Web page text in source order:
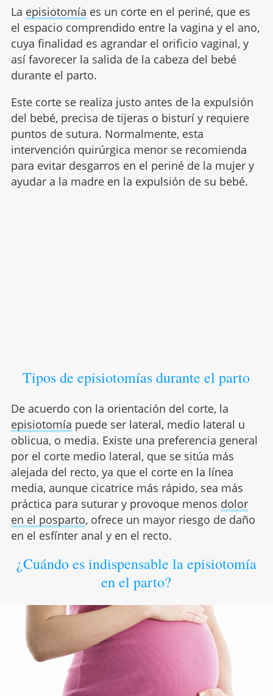
La episiotomía es un corte en el periné, que es
el espacio comprendido entre la vagina y el ano,
cuya finalidad es agrandar el orificio vaginal, y
así favorecer la salida de la cabeza del bebé
durante el parto.
Este corte se realiza justo antes de la expulsión
del bebé, precisa de tijeras o bisturí y requiere
puntos de sutura. Normalmente, esta
intervención quirúrgica menor se recomienda
para evitar desgarros en el periné de la mujer y
ayudar a la madre en la expulsión de su bebé.
Tipos de episiotomías durante el parto
De acuerdo con la orientación del corte, la
episiotomía puede ser lateral, medio lateral u
oblicua, o media. Existe una preferencia general
por el corte medio lateral, que se sitúa más
alejada del recto, ya que el corte en la línea
media, aunque cicatrice más rápido, sea más
práctica para suturar y provoque menos dolor
en el posparto, ofrece un mayor riesgo de daño
en el esfínter anal y en el recto.
¿Cuándo es indispensable la episiotomía
en el parto?